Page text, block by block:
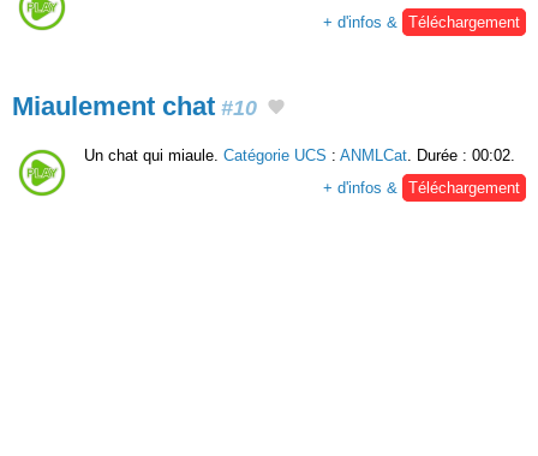
+ d'infos &
Téléchargement
Miaulement chat #10
Un chat qui miaule. Catégorie UCS : ANMLCat . Durée : 00:02.
+ d'infos &
Téléchargement